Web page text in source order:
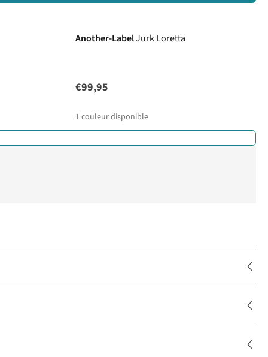
Another-LabelJurk Loretta
€99,95
1 couleur disponible